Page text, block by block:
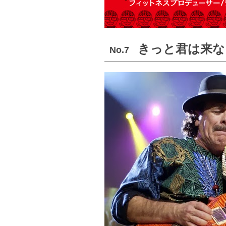
No.7 きっと君は来